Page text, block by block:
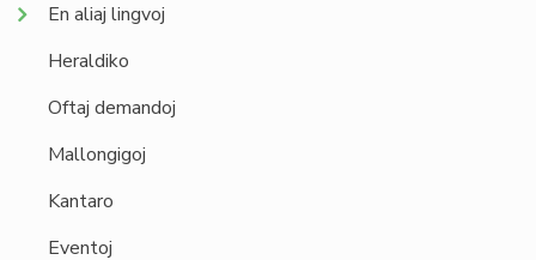
En aliaj lingvoj
Heraldiko
Oftaj demandoj
Mallongigoj
Kantaro
Eventoj